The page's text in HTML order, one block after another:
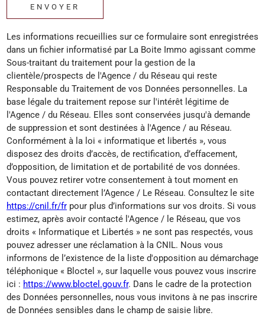
ENVOYER
Les informations recueillies sur ce formulaire sont enregistrées
dans un fichier informatisé par La Boite Immo agissant comme
Sous-traitant du traitement pour la gestion de la
clientèle/prospects de l'Agence / du Réseau qui reste
Responsable du Traitement de vos Données personnelles. La
base légale du traitement repose sur l'intérêt légitime de
l'Agence / du Réseau. Elles sont conservées jusqu'à demande
de suppression et sont destinées à l'Agence / au Réseau.
Conformément à la loi « informatique et libertés », vous
disposez des droits d’accès, de rectification, d’effacement,
d’opposition, de limitation et de portabilité de vos données.
Vous pouvez retirer votre consentement à tout moment en
contactant directement l’Agence / Le Réseau. Consultez le site
https://cnil.fr/fr pour plus d’informations sur vos droits. Si vous
estimez, après avoir contacté l'Agence / le Réseau, que vos
droits « Informatique et Libertés » ne sont pas respectés, vous
pouvez adresser une réclamation à la CNIL. Nous vous
informons de l’existence de la liste d'opposition au démarchage
téléphonique « Bloctel », sur laquelle vous pouvez vous inscrire
ici : https://www.bloctel.gouv.fr. Dans le cadre de la protection
des Données personnelles, nous vous invitons à ne pas inscrire
de Données sensibles dans le champ de saisie libre.